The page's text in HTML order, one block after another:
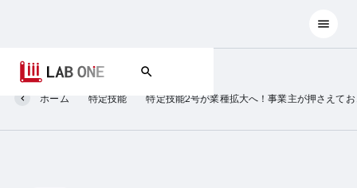
ホーム 特定技能 特定技能2号が業種拡大へ！事業主が押さえて